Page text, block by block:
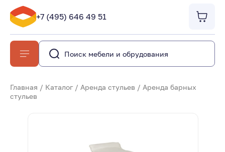
+7 (495) 646 49 51
Главная / Каталог / Аренда стульев / Аренда барных
стульев